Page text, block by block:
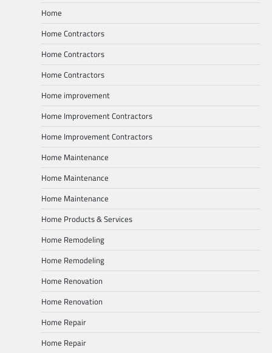
Home
Home Contractors
Home Contractors
Home Contractors
Home improvement
Home Improvement Contractors
Home Improvement Contractors
Home Maintenance
Home Maintenance
Home Maintenance
Home Products & Services
Home Remodeling
Home Remodeling
Home Renovation
Home Renovation
Home Repair
Home Repair